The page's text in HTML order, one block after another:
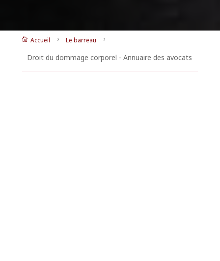
 Accueil 5 Le barreau 5
Droit du dommage corporel - Annuaire des avocats